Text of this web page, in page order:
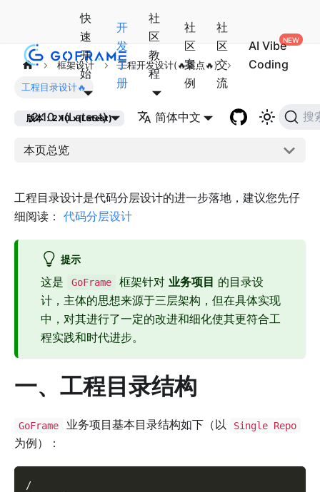
快
速
开
始
开
发
手
册
社
区
教
程
社
区
案
例
社
区
交
流
AI Vibe
Coding
2.10.x(Latest) 简体中文 搜
框架设计 工程开发设计(🔥重点🔥)
工程目录设计🔥
版本：2.10.x(Latest)
本页总览
工程目录设计是代码分层设计的进一步落地，建议您先仔
细阅读： 代码分层设计
提示
这是 GoFrame 框架针对 业务项目 的目录设
计，主体的思想来源于三层架构，但在具体实现
中，对其进行了一定的改进和细化使其更符合工
程实践和时代进步。
一、工程目录结构
GoFrame 业务项目基本目录结构如下（以 Single Repo
为例）：
/